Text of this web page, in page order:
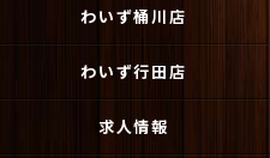
わいず桶川店
わいず行田店
求人情報